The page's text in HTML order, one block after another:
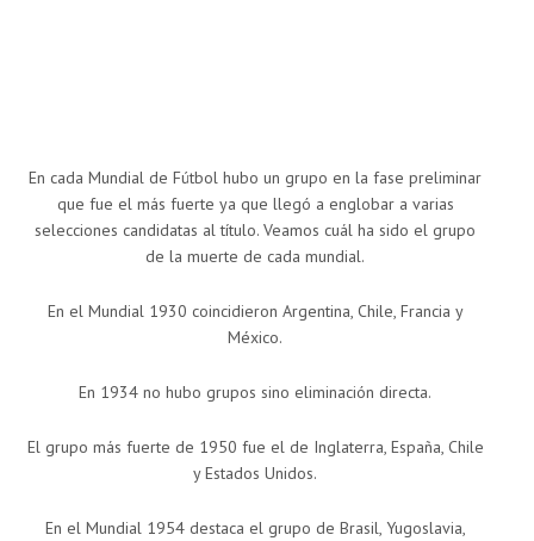
En cada Mundial de Fútbol hubo un grupo en la fase preliminar
que fue el más fuerte ya que llegó a englobar a varias
selecciones candidatas al título. Veamos cuál ha sido el grupo
de la muerte de cada mundial.
En el Mundial 1930 coincidieron Argentina, Chile, Francia y
México.
En 1934 no hubo grupos sino eliminación directa.
El grupo más fuerte de 1950 fue el de Inglaterra, España, Chile
y Estados Unidos.
En el Mundial 1954 destaca el grupo de Brasil, Yugoslavia,